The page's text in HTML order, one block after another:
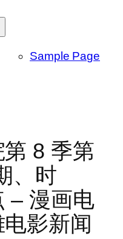
Sample Page
8 季第
、时
– 漫画电
影新闻